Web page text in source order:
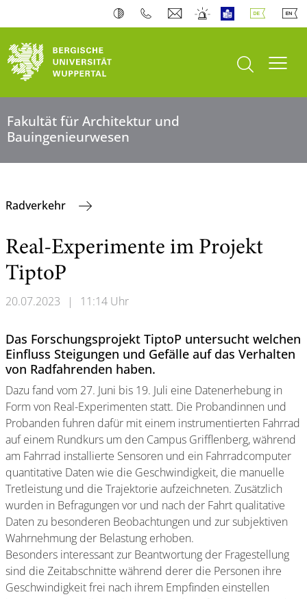
Suche öffnen
Fakultät für Architektur und
Bauingenieurwesen
Radverkehr
Real-Experimente im Projekt
TiptoP
20.07.2023 | 11:14 Uhr
Das Forschungsprojekt TiptoP untersucht welchen
Einfluss Steigungen und Gefälle auf das Verhalten
von Radfahrenden haben.
Dazu fand vom 27. Juni bis 19. Juli eine Datenerhebung in
Form von Real-Experimenten statt. Die Probandinnen und
Probanden fuhren dafür mit einem instrumentierten Fahrrad
auf einem Rundkurs um den Campus Grifflenberg, während
am Fahrrad installierte Sensoren und ein Fahrradcomputer
quantitative Daten wie die Geschwindigkeit, die manuelle
Tretleistung und die Trajektorie aufzeichneten. Zusätzlich
wurden in Befragungen vor und nach der Fahrt qualitative
Daten zu besonderen Beobachtungen und zur subjektiven
Wahrnehmung der Belastung erhoben.
Besonders interessant zur Beantwortung der Fragestellung
sind die Zeitabschnitte während derer die Personen ihre
Geschwindigkeit frei nach ihrem Empfinden einstellen